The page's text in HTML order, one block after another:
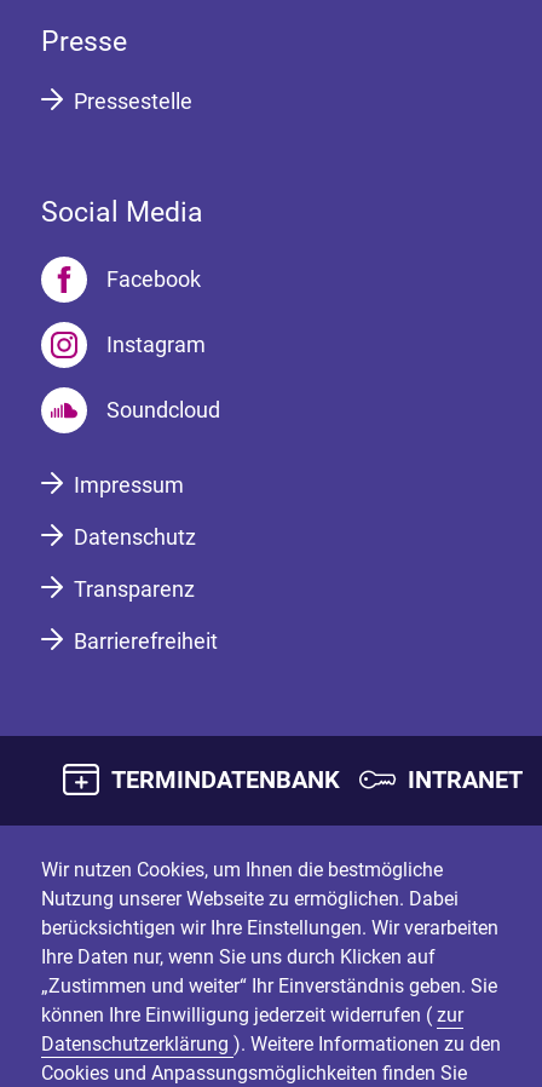
Presse
Pressestelle
Social Media
Facebook
Instagram
Soundcloud
Impressum
Datenschutz
Transparenz
Barrierefreiheit
TERMINDATENBANK INTRANET
Wir nutzen Cookies, um Ihnen die bestmögliche
Nutzung unserer Webseite zu ermöglichen. Dabei
berücksichtigen wir Ihre Einstellungen. Wir verarbeiten
Ihre Daten nur, wenn Sie uns durch Klicken auf
„Zustimmen und weiter“ Ihr Einverständnis geben. Sie
können Ihre Einwilligung jederzeit widerrufen ( zur
Datenschutzerklärung ). Weitere Informationen zu den
Cookies und Anpassungsmöglichkeiten finden Sie